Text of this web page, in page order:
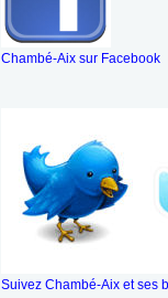
Chambé-Aix sur Facebook
Suivez Chambé-Aix et ses